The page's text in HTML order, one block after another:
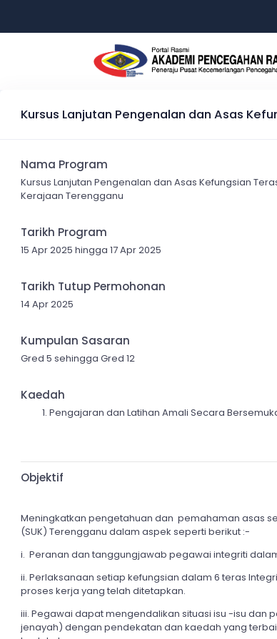
Kursus Lanjutan Pengenalan dan Asas
Nama Program
Kursus Lanjutan Pengenalan dan Asas Kefungsian
Kerajaan Terengganu
Tarikh Program
15 Apr 2025 hingga 17 Apr 2025
Tarikh Tutup Permohonan
14 Apr 2025
Kumpulan Sasaran
Gred 5 sehingga Gred 12
Kaedah
Pengajaran dan Latihan Amali Secara
Objektif
Meningkatkan pengetahuan dan pemahaman asas
(SUK) Terengganu dalam aspek seperti berikut :-
i. Peranan dan tanggungjawab pegawai integriti
ii. Perlaksanaan setiap kefungsian dalam 6 teras
proses kerja yang telah ditetapkan.
iii. Pegawai dapat mengendalikan situasi isu -isu dan
jenayah) dengan pendekatan dan kaedah yang